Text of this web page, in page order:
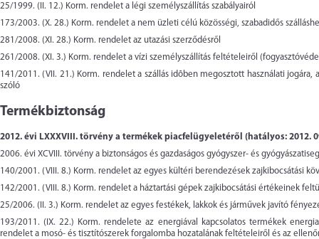
25/1999. (II. 12.) Korm. rendelet a légi személyszállítás szabályairól
173/2003. (X. 28.) Korm. rendelet a nem üzleti célú közösségi, szabadidős
281/2008. (XI. 28.) Korm. rendelet az utazási szerződésről
261/2008. (XI. 3.) Korm. rendelet a vízi személyszállítás feltételeiről
141/2011. (VII. 21.) Korm. rendeleta szállás idõben megosztott használati jogára,
szóló
Termékbiztonság
2012. évi LXXXVIII. törvény a termékek piacfelügyeletéről (hatályos: 2012.
2006. évi XCVIII. törvény a biztonságos és gazdaságos gyógyszer- és
140/2001. (VIII. 8.) Korm. rendelet az egyes kültéri berendezések zajkibocsátási
142/2001. (VIII. 8.) Korm. rendelet a háztartási gépek zajkibocsátási értékeinek
25/2006. (II. 3.) Korm. rendelet az egyes festékek, lakkok és járművek javító
193/2011. (IX. 22.) Korm. rendelete az energiával kapcsolatos termékek
rendelet a mosó- és tisztítószerek forgalomba hozatalának feltételeiről és az